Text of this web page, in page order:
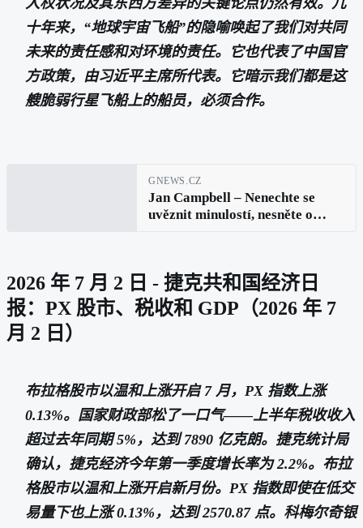
十年来，“地球宇宙飞船”的隐喻唤起了我们对共同
未来的责任感和对环境的责任。它也代表了中国官
方政策，由习近平主席所代表。它暗示我们都是这
艘脆弱行星飞船上的船员，必须合作。
GNEWS.CZ
Jan Campbell – Nenechte se
uvěznit minulostí, nesněte o
2026 年 7 月 2 日 - 捷克共和国经济日
报：PX 股市、税收和 GDP（2026 年 7
月 2 日）
布拉格股市以温和上涨开启 7 月，PX 指数上涨
0.13%。国家财政部松了一口气——上半年税收收入
超过去年同期 5%，达到 7890 亿克朗。捷克统计局
确认，捷克经济今年第一季度增长率为 2.2%。布拉
格股市以温和上涨开启新月份。PX 指数即使在低交
易量下也上涨 0.13%，达到 2570.87 点。科梅尔奇银